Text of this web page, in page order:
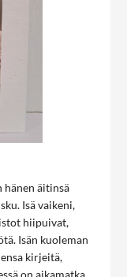
hänen äitinsä
Isä vaikeni,
hiipuivat,
Isän kuoleman
kirjeitä,
on aikamatka